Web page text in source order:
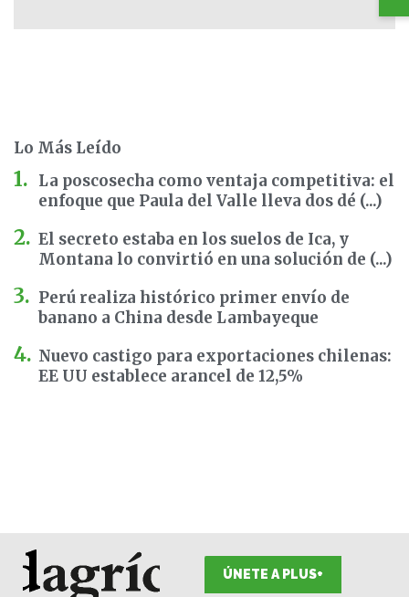
Lo Más Leído
La poscosecha como ventaja competitiva: el
enfoque que Paula del Valle lleva dos dé (...)
El secreto estaba en los suelos de Ica, y
Montana lo convirtió en una solución de (...)
Perú realiza histórico primer envío de
banano a China desde Lambayeque
Nuevo castigo para exportaciones chilenas:
EE UU establece arancel de 12,5%
ÚNETE A PLUS+